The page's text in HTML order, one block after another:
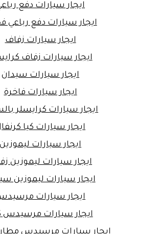
ايجار سيارات دفع
ايجار سيارات دفع رباعي
ايجار سيارات زفاف
ايجار سيارات زفاف
ايجار سيارات سيدان
ايجار سيارات فاخرة
ايجار سيارات كرايسلر
ايجار سيارات كيا
ايجار سيارات ليموزين
ايجار سيارات ليموزين
ايجار سيارات ليموزين
ايجار سيارات
ايجار سيارات مرسيدس E/S
ايجار سيارات مرسيدس مطار